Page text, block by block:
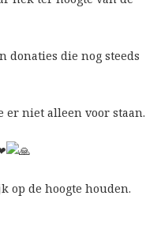
donaties die nog steeds
er niet alleen voor staan.
de hoogte houden.